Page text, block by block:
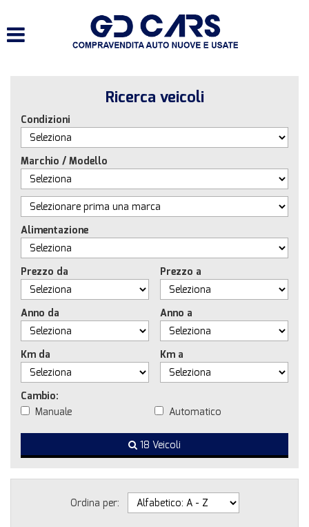
ACQUISTIAMO USATO E
VEICOLI COMMERCIALI
CONTATTI
Ricerca veicoli
Condizioni
Marchio / Modello
Alimentazione
Prezzo da Prezzo a
Anno da Anno a
Km da Km a
Cambio:
Manuale
Automatico
18 Veicoli
Ordina per: